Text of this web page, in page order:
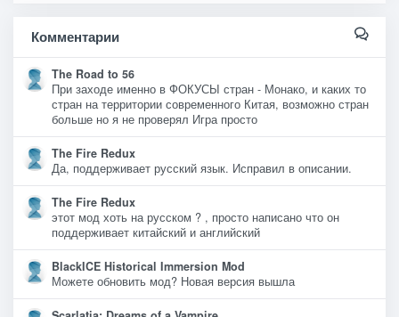
Комментарии
The Road to 56
При заходе именно в ФОКУСЫ стран - Монако, и каких то
стран на территории современного Китая, возможно стран
больше но я не проверял Игра просто
The Fire Redux
Да, поддерживает русский язык. Исправил в описании.
The Fire Redux
этот мод хоть на русском ? , просто написано что он
поддерживает китайский и английский
BlackICE Historical Immersion Mod
Можете обновить мод? Новая версия вышла